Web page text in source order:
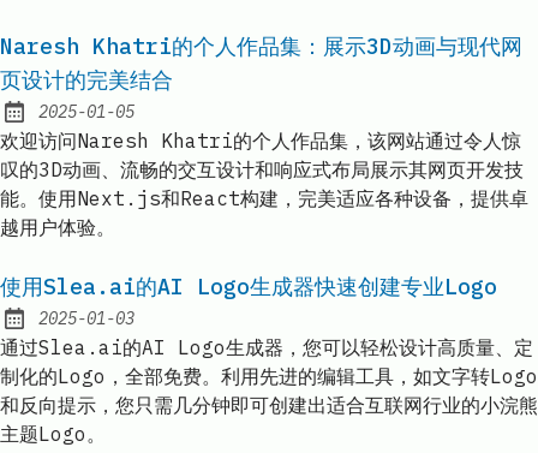
Naresh Khatri的个人作品集：展示3D动画与现代网
页设计的完美结合
Published:
2025-01-05
欢迎访问Naresh Khatri的个人作品集，该网站通过令人惊
叹的3D动画、流畅的交互设计和响应式布局展示其网页开发技
能。使用Next.js和React构建，完美适应各种设备，提供卓
越用户体验。
使用Slea.ai的AI Logo生成器快速创建专业Logo
Published:
2025-01-03
通过Slea.ai的AI Logo生成器，您可以轻松设计高质量、定
制化的Logo，全部免费。利用先进的编辑工具，如文字转Logo
和反向提示，您只需几分钟即可创建出适合互联网行业的小浣熊
主题Logo。